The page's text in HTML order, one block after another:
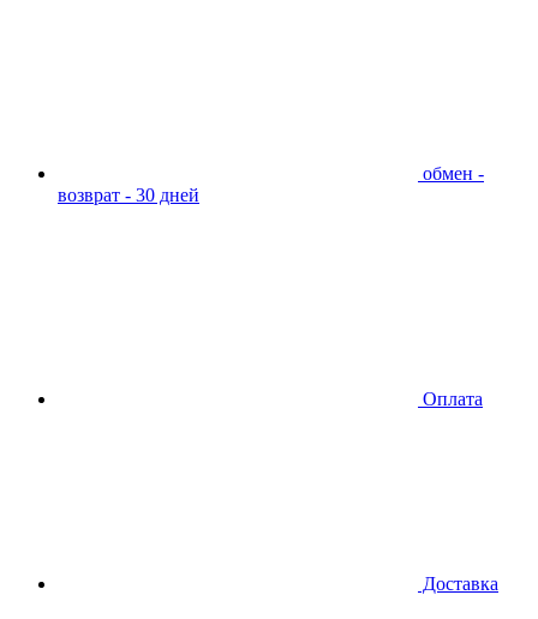
обмен -
возврат - 30 дней
Оплата
Доставка